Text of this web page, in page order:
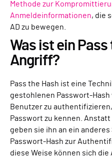
Methode zur
Anmeldeinformationen, die
AD zu bewegen.
Was ist ein
Angriff?
Pass the Hash ist eine
gestohlenen Passwort-Hash
Benutzer zu
Passwort zu kennen. Anstatt
geben sie ihn an ein
Passwort-Hash zur
diese Weise können sich